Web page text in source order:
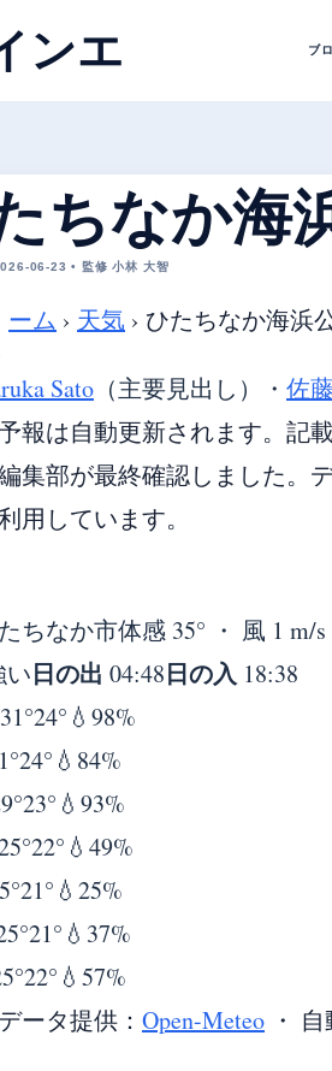
ンエ ブ
ちなか海
06-23 • 監修 小林 大智
ーム › 天気 › ひたちなか海浜
Sato （主要見出し） ・ 佐
報は自動更新されます。記
集部が最終確認しました。
用しています。
ちなか市体感 35° ・ 風 1 m/
い日の出 04:48日の入 18:38
31°24° 💧98%
24° 💧84%
23° 💧93%
22° 💧49%
21° 💧25%
21° 💧37%
22° 💧57%
ータ提供： Open-Meteo ・